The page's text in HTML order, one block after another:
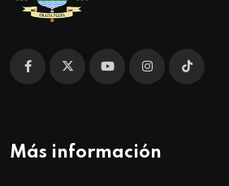
Más información